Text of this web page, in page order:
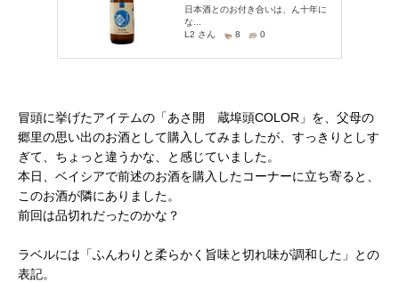
冒頭に挙げたアイテムの「あさ開 蔵埠頭COLOR」を、父母の
郷里の思い出のお酒として購入してみましたが、すっきりとしす
ぎて、ちょっと違うかな、と感じていました。
本日、ベイシアで前述のお酒を購入したコーナーに立ち寄ると、
このお酒が隣にありました。
前回は品切れだったのかな？
ラベルには「ふんわりと柔らかく旨味と切れ味が調和した」との
表記。